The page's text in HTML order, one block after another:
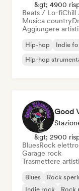
&gt; 4900
Beats / Lo-fiChill
Musica country
Aggiungere
Hip-hop Indie
Hip-hop
Good
&gt; 2900
BluesRock
Garage rock
Trasmettere
Blues Rock
Indie rock
Rock